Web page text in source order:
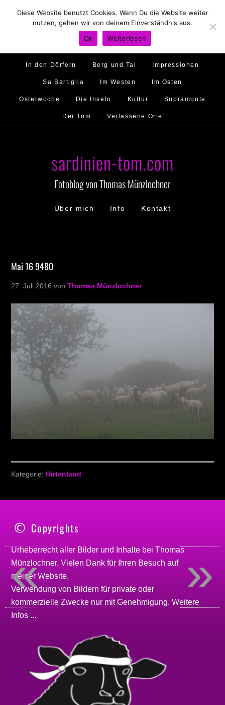
Hirtenland Traumstrände Feste feiern
Golfo di Orosei Im Norden
Murales Ambiente
In den Dörfern Berg und Tal Impressionen
Sa Sartiglia Im Westen Im Osten
Osterwoche Die Inseln Kultur Supramonte
Der Tom Verlassene Orte
sardinien-tom.com
Fotoblog von Thomas Münzlochner
Über mich Info Kontakt
Mai 16 9480
27. Juli 2016 vonThomas Münzlochner
Kategorie: Hirtenland
Copyrights
Urheberrecht aller Bilder und Inhalte beiThomas
Münzlochner. Vielen Dank für Ihren Besuch auf
meinerWebsite.
Verwendung von Bildern für private oder
kommerzielle Zwecke nur mit Genehmigung.Weitere
Infos ...
»
«
Diese Website benutzt Cookies. Wenn Du die Website weiter
nutzen, gehen wir von deinem Einverständnis aus.
Ok
Weiterlesen